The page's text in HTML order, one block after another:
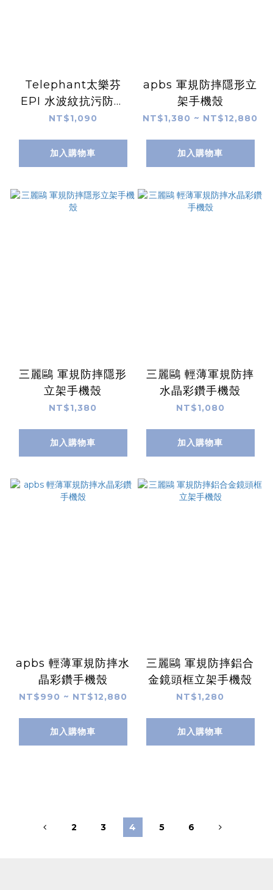
Telephant太樂芬
EPI 水波紋抗污防摔
手機殼 for iPhone 15
NT$1,090
加入購物車
apbs 軍規防摔隱形立
架手機殼
NT$1,380 ~ NT$12,880
加入購物車
三麗鷗 軍規防摔隱形
立架手機殼
NT$1,380
加入購物車
三麗鷗 輕薄軍規防摔
水晶彩鑽手機殼
NT$1,080
加入購物車
apbs 輕薄軍規防摔水
晶彩鑽手機殼
NT$990 ~ NT$12,880
加入購物車
三麗鷗 軍規防摔鋁合
金鏡頭框立架手機殼
NT$1,280
加入購物車
2 3 4 5 6